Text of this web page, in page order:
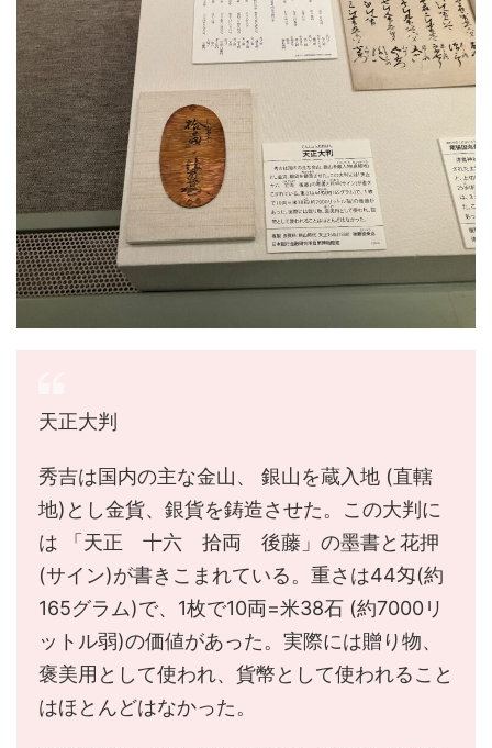
天正大判
秀吉は国内の主な金山、 銀山を蔵入地 (直轄
地)とし金貨、銀貨を鋳造させた。この大判に
は 「天正 十六 拾両 後藤」の墨書と花押
(サイン)が書きこまれている。重さは44匁(約
165グラム)で、1枚で10両=米38石 (約7000リ
ットル弱)の価値があった。実際には贈り物、
褒美用として使われ、貨幣として使われること
はほとんどはなかった。